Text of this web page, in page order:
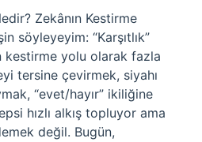
Zekânın Kestirme
söyleyeyim: “Karşıtlık”
kestirme yolu olarak fazla
tersine çevirmek, siyahı
“evet/hayır” ikiliğine
hızlı alkış topluyor ama
değil. Bugün,